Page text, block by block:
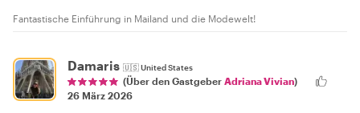
Fantastische Einführung in Mailand und die Modewelt!
Damaris 🇺🇸United States
(Über den Gastgeber Adriana Vivian)
26 März 2026